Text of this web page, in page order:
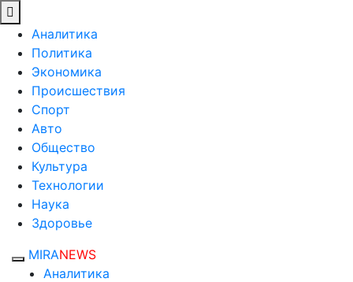
Аналитика
Политика
Экономика
Происшествия
Спорт
Авто
Общество
Культура
Технологии
Наука
Здоровье
MIRANEWS
Аналитика